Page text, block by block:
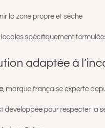
la zone propre et sèche
locales spécifiquement
adaptée à
, marque française experte
développée pour respecter la